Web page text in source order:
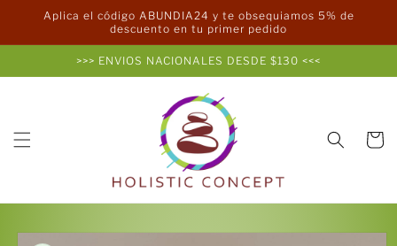
directamente
Aplica el código ABUNDIA24 y te obsequiamos 5% de
descuento en tu primer pedido
>>> ENVIOS NACIONALES DESDE $130 <<<
Carrito
directamente